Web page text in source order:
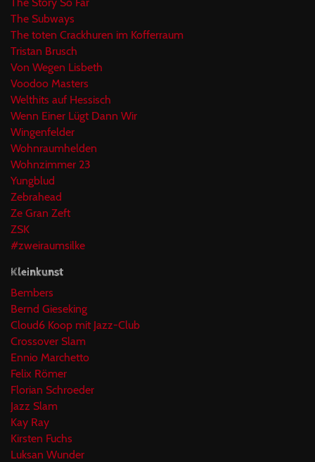
The Subways
The toten Crackhuren im Kofferraum
Tristan Brusch
Von Wegen Lisbeth
Voodoo Masters
Welthits auf Hessisch
Wenn Einer Lügt Dann Wir
Wingenfelder
Wohnraumhelden
Wohnzimmer 23
Yungblud
Zebrahead
Ze Gran Zeft
ZSK
#zweiraumsilke
Kleinkunst
Bembers
Bernd Gieseking
Cloud6 Koop mit Jazz-Club
Crossover Slam
Ennio Marchetto
Felix Römer
Florian Schroeder
Jazz Slam
Kay Ray
Kirsten Fuchs
Luksan Wunder